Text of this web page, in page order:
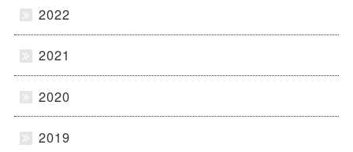
2022
2021
2020
2019